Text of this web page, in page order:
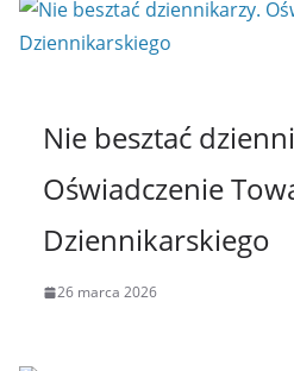
Nie besztać
Oświadczenie
Dziennikarskiego
26 marca 2026